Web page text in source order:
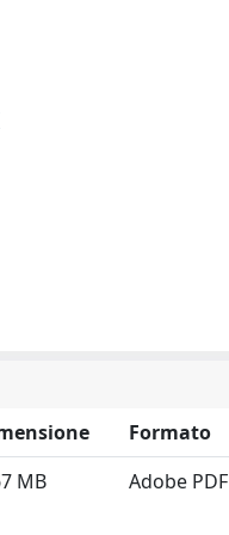
Formato
MB Adobe PDF